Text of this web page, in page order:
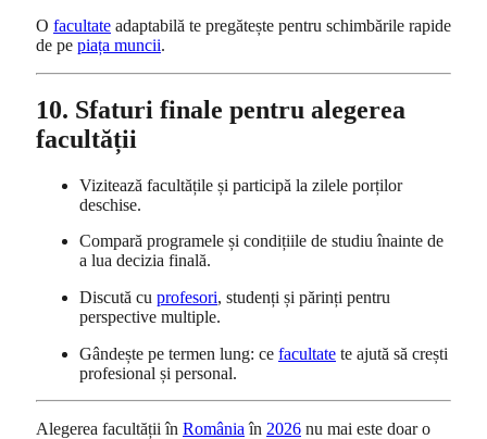
O facultate adaptabilă te pregătește pentru schimbările rapide
de pe piața muncii.
10. Sfaturi finale pentru alegerea
facultății
Vizitează facultățile și participă la zilele porților
deschise.
Compară programele și condițiile de studiu înainte de
a lua decizia finală.
Discută cu profesori, studenți și părinți pentru
perspective multiple.
Gândește pe termen lung: ce facultate te ajută să crești
profesional și personal.
Alegerea facultății în România în 2026 nu mai este doar o